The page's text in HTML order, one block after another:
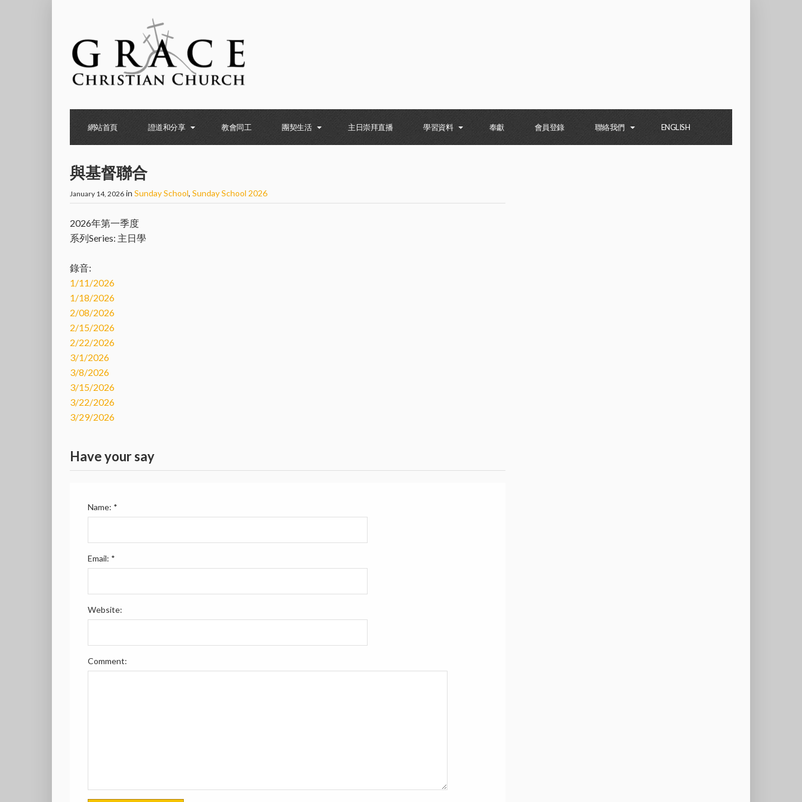
網站首頁 證道和分享 教會同工 團契生活 主日崇拜直播 學習資料 奉獻 會員登錄 聯絡我們 ENGLISH
與基督聯合
January 14, 2026 in Sunday School, Sunday School 2026
2026年第一季度
系列Series: 主日學
錄音:
1/11/2026
1/18/2026
2/08/2026
2/15/2026
2/22/2026
3/1/2026
3/8/2026
3/15/2026
3/22/2026
3/29/2026
Have your say
Name: *
Email: *
Website:
Comment: